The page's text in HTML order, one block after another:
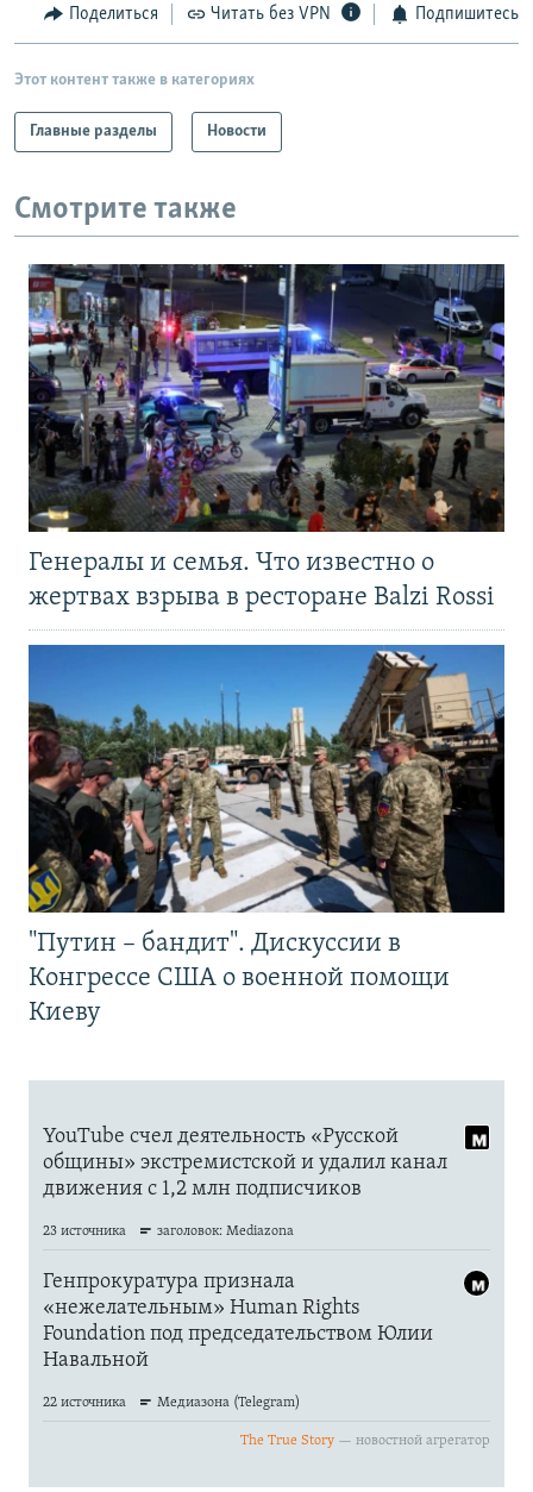
Поделиться Читать без VPN Подпишитесь
Этот контент также в категориях
Главные разделы Новости
Смотрите также
Генералы и семья. Что известно о
жертвах взрыва в ресторане Balzi Rossi
"Путин – бандит". Дискуссии в
Конгрессе США о военной помощи
Киеву